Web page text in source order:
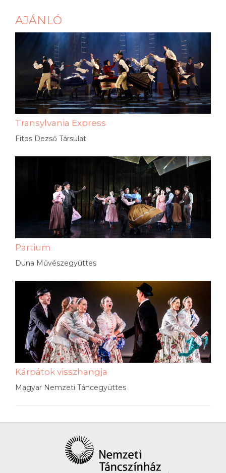
AJÁNLÓ
Transylvania Express
Fitos Dezső Társulat
Partium
Duna Művészegyüttes
Kárpátok visszhangja
Magyar Nemzeti Táncegyüttes